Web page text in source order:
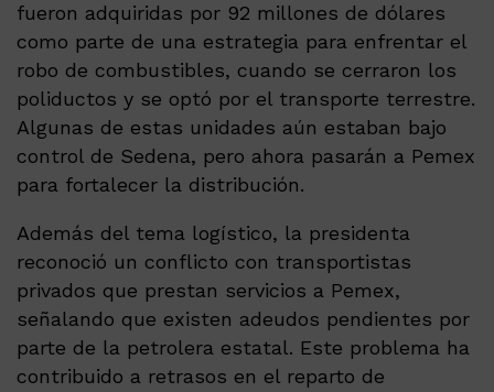
fueron adquiridas por 92 millones de dólares
como parte de una estrategia para enfrentar el
robo de combustibles, cuando se cerraron los
poliductos y se optó por el transporte terrestre.
Algunas de estas unidades aún estaban bajo
control de Sedena, pero ahora pasarán a Pemex
para fortalecer la distribución.
Además del tema logístico, la presidenta
reconoció un conflicto con transportistas
privados que prestan servicios a Pemex,
señalando que existen adeudos pendientes por
parte de la petrolera estatal. Este problema ha
contribuido a retrasos en el reparto de